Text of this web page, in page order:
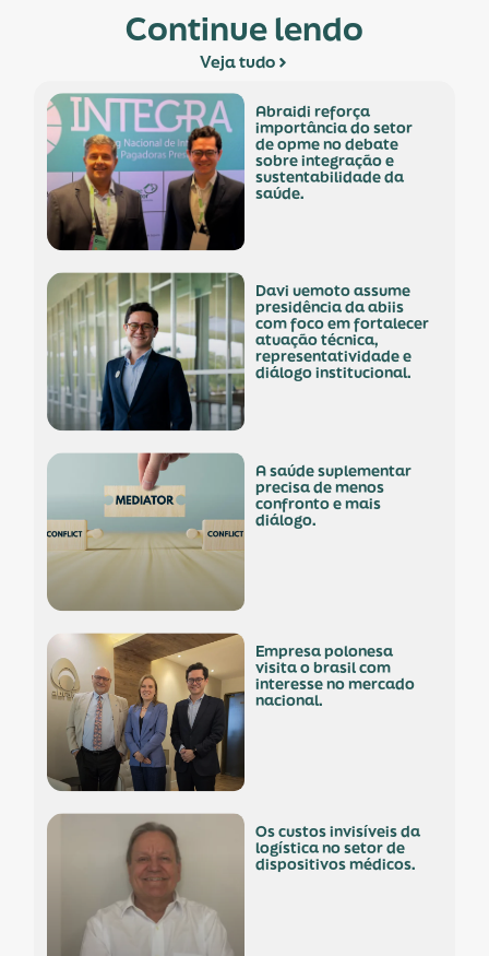
Continue lendo
Veja tudo
abraidi reforça
importância do setor
de opme no debate
sobre integração e
sustentabilidade da
saúde.
davi uemoto assume
presidência da abiis
com foco em fortalecer
atuação técnica,
representatividade e
diálogo institucional.
a saúde suplementar
precisa de menos
confronto e mais
diálogo.
empresa polonesa
visita o brasil com
interesse no mercado
nacional.
os custos invisíveis da
logística no setor de
dispositivos médicos.